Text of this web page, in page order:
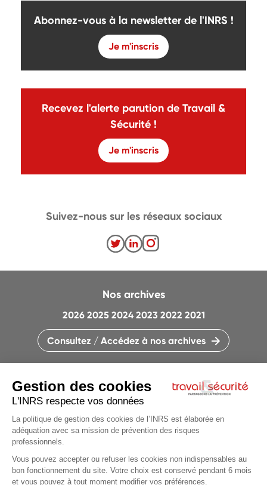
Abonnez-vous à la newsletter de l'INRS !
Je m'inscris
Recevez l'alerte parution de Travail &
Sécurité !
Je m'inscris
CONTACTEZ LA RÉDACTION
QUI SOMMES-NOUS ?
MENTIONS LÉGALES
PARAMÈTRES DES COOKIES
CHARTE DES COOKIES ET TRACEURS
Nos archives
2026 2025 2024 2023 2022 2021
Consultez / Accédez à nos archives
Suivez-nous sur les réseaux sociaux